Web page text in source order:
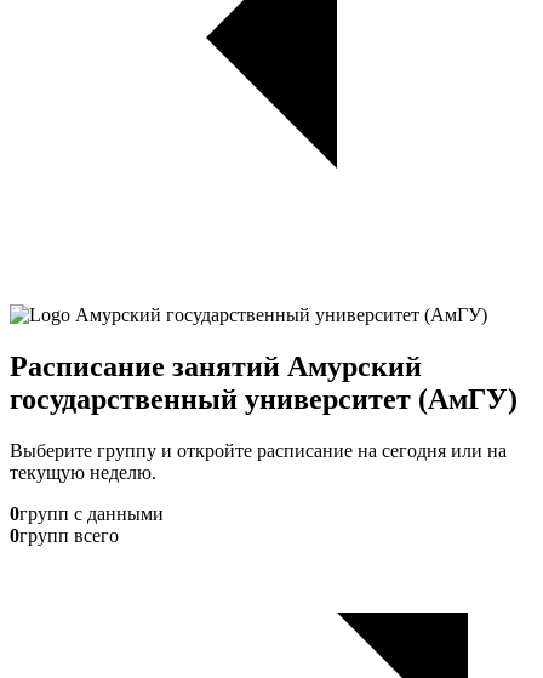
Расписание занятий Амурский
государственный университет (АмГУ)
Выберите группу и откройте расписание на сегодня или на
текущую неделю.
0групп с данными
0групп всего